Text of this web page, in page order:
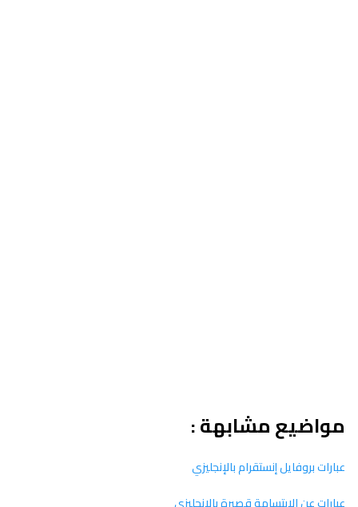
مواضيع مشابهة :
عبارات بروفايل إنستقرام بالإنجليزي